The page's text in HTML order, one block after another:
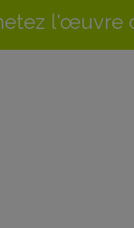
l'œuvre